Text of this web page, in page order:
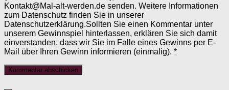
Kontakt@Mal-alt-werden.de senden. Weitere Informationen
zum Datenschutz finden Sie in unserer
Datenschutzerklärung.Sollten Sie einen Kommentar unter
unserem Gewinnspiel hinterlassen, erklären Sie sich damit
einverstanden, dass wir Sie im Falle eines Gewinns per E-
Mail über Ihren Gewinn informieren (einmalig). *